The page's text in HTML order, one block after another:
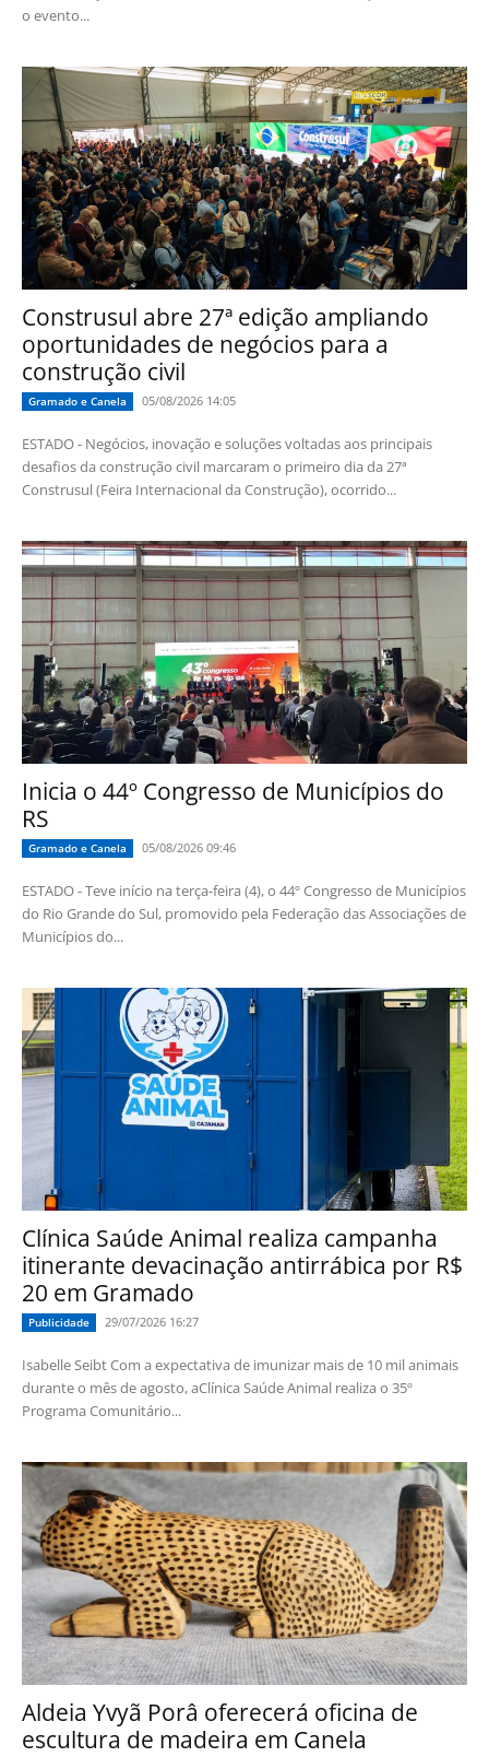
o evento...
Construsul abre 27ª edição ampliando
oportunidades de negócios para a
construção civil
Gramado e Canela 05/08/2026 14:05
ESTADO - Negócios, inovação e soluções voltadas aos principais
desafios da construção civil marcaram o primeiro dia da 27ª
Construsul (Feira Internacional da Construção), ocorrido...
Inicia o 44º Congresso de Municípios do
RS
Gramado e Canela 05/08/2026 09:46
ESTADO - Teve início na terça-feira (4), o 44º Congresso de Municípios
do Rio Grande do Sul, promovido pela Federação das Associações de
Municípios do...
Clínica Saúde Animal realiza campanha
itinerante devacinação antirrábica por R$
20 em Gramado
Publicidade 29/07/2026 16:27
Isabelle Seibt Com a expectativa de imunizar mais de 10 mil animais
durante o mês de agosto, aClínica Saúde Animal realiza o 35º
Programa Comunitário...
Aldeia Yvyã Porâ oferecerá oficina de
escultura de madeira em Canela